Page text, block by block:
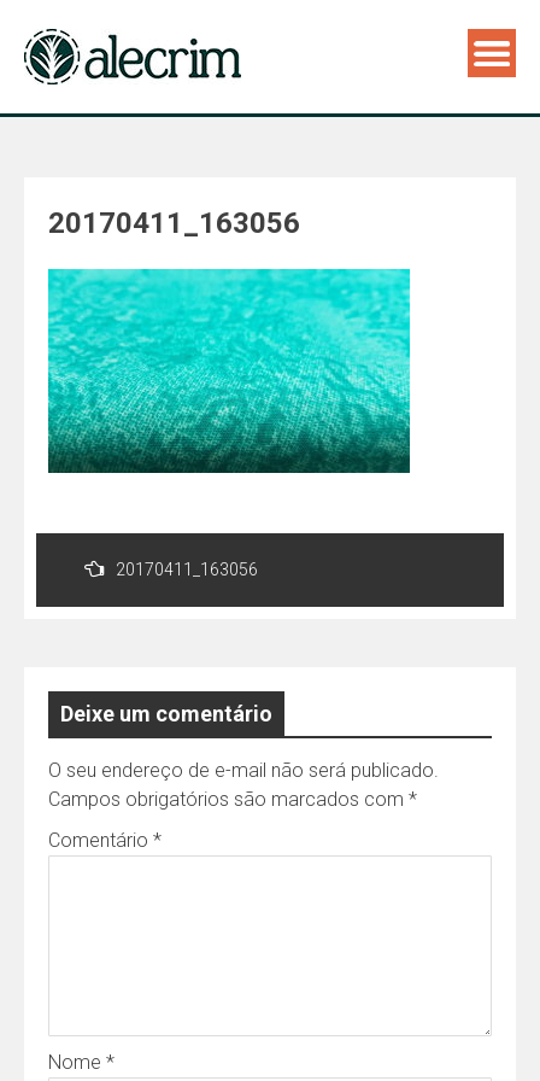
20170411_163056
Navegação
Post
20170411_163056
Deixe um comentário
O seu endereço de e-mail não será publicado.
Campos obrigatórios são marcados com *
Comentário *
Nome *